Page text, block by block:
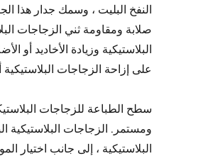
النفخ البليت ، وسمك جدار هذا
صلابة ومقاومة ثني الزجاجات
البلاستيكية وزيادة الأخاديد
على إزاحة الزجاجات
سطح الطباعة للزجاجات
ومستمر. الزجاجات البلاستيكية
البلاستيكية ، إلى جانب اختيار